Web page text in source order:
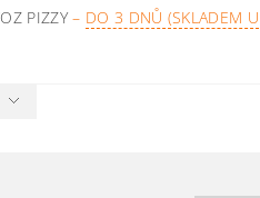
PIZZY– DO 3 DNŮ (SKLADEM U